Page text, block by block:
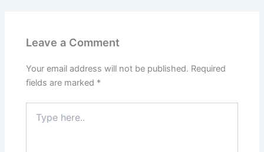
Leave a Comment
Your email address will not be published. Required
fields are marked *
here..